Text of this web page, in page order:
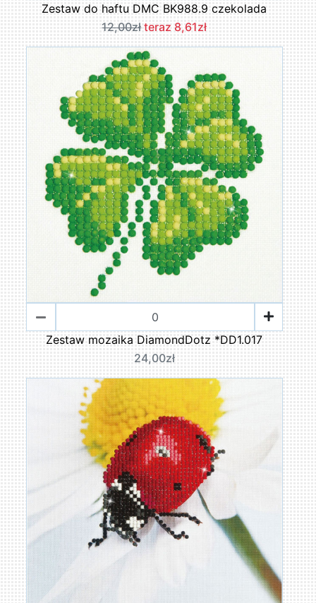
Zestaw do haftu DMC BK988.9 czekolada
12,00zł teraz 8,61zł
Zestaw mozaika DiamondDotz *DD1.017
24,00zł